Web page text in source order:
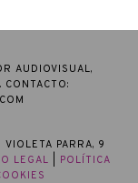
AUDIOVISUAL,
CONTACTO:
| VIOLETA PARRA, 9
LEGAL
POLÍTICA